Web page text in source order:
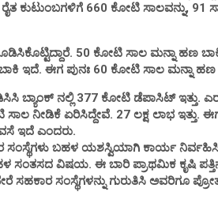
ರೈತ ಕುಟುಂಬಗಳಿಗೆ 660 ಕೋಟಿ ಸಾಲವನ್ನು,
50 ಕೋಟಿ ಸಾಲ ಮನ್ನಾ ಹಣ
ಇದೆ. ಈಗ ಪುನಃ 60 ಕೋಟಿ ಸಾಲ ಮನ್ನಾ ಹಣ
ಬ್ಯಾಂಕ್ ನಲ್ಲಿ 377 ಕೋಟಿ ಡೆಪಾಸಿಟ್ ಇತ್ತು.
ನೀಡಿಕೆ ಏರಿಸಿದ್ದೇವೆ. 27 ಲಕ್ಷ ಲಾಭ ಇತ್ತು.
ಇದೆ ಎಂದರು.
ಬಹಳ ಯಶಸ್ವಿಯಾಗಿ ಕಾರ್ಯ
ಸಂತಸದ ವಿಷಯ. ಈ ಬಾರಿ ಪ್ರಾಥಮಿಕ ಕೃಷಿ
ಸಹಕಾರ ಸಂಸ್ಥೆಗಳನ್ನು ಗುರುತಿಸಿ ಅವರಿಗೂ